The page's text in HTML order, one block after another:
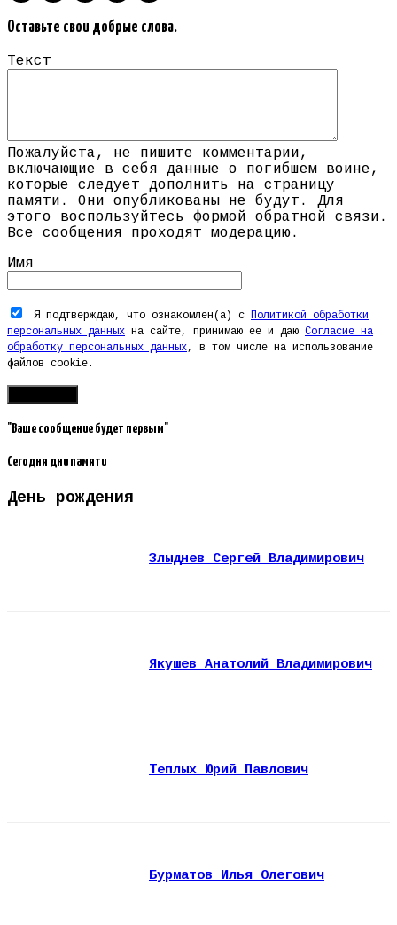
Оставьте свои добрые слова.
Текст
Пожалуйста, не пишите комментарии,
включающие в себя данные о погибшем воине,
которые следует дополнить на страницу
памяти. Они опубликованы не будут. Для
этого воспользуйтесь формой обратной связи.
Все сообщения проходят модерацию.
Имя
Я подтверждаю, что ознакомлен(а) с
Политикой обработки
персональных данных на сайте, принимаю ее и даю Согласие на
обработку персональных данных, в том числе на использование
файлов cookie.
"Ваше сообщение будет первым"
Сегодня дни памяти
День рождения
Злыднев Сергей Владимирович
Якушев Анатолий Владимирович
Теплых Юрий Павлович
Бурматов Илья Олегович